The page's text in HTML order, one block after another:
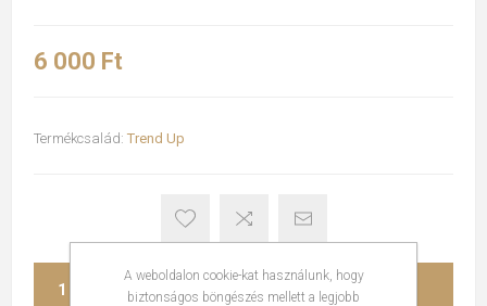
6 000 Ft
Termékcsalád: Trend Up
KOSÁRBA
A weboldalon cookie-kat használunk, hogy
biztonságos böngészés mellett a legjobb